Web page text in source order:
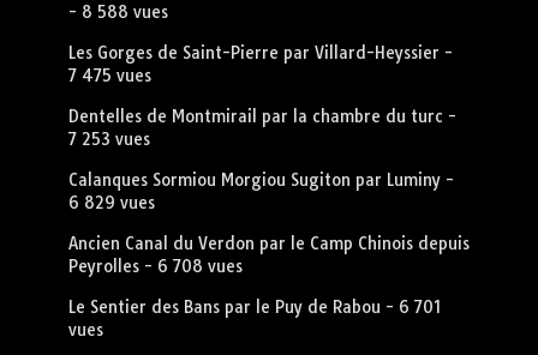
- 8 588 vues
Les Gorges de Saint-Pierre par Villard-Heyssier -
7 475 vues
Dentelles de Montmirail par la chambre du turc -
7 253 vues
Calanques Sormiou Morgiou Sugiton par Luminy-
6 829 vues
Ancien Canal du Verdon par le Camp Chinois depuis
Peyrolles- 6 708 vues
Le Sentier des Bans par le Puy de Rabou - 6 701
vues